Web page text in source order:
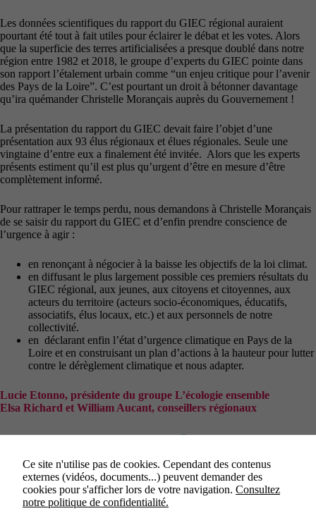
Les données scientifiques du rapport du GIEC régional auraient
pourtant été tout à fait utiles pour éclairer le débat et les votes. Alors
que la superficie des terres artificialisées a presque doublé dans notre
région entre 1982 et 2018, le groupe d’experts du GIEC pointe dans
son rapport l’étalement urbain comme “un enjeu critique pour l’avenir
des Pays de la Loire”. C’est pourtant un droit à bétonner davantage
qu’ira quémander Christelle Morançais auprès du Gouvernement !
La présentation du rapport du GIEC devait faire l’objet d’une
présentation aux 93 élus régionaux et élues régionales. Seule une
vingtaine d’entre eux a finalement été invitée. Alors que les experts
présents estiment qu’il est plus qu’urgent d’être en mesure d’être
complètement informé.
Pour rattraper le temps perdu, nous demandons à Christelle Morançais
de se saisir du rapport du GIEC et d’enfin prendre conscience de
l’urgence à agir :
en renonçant à négocier à la baisse les objectifs de la loi climat.
en diffusant le plus largement possible ces premiers résultats du
GIEC régional, aux jeunes, aux citoyens et citoyennes, aux
acteurs du territoire (acteurs socio-économiques, éducatifs,
associatifs, élus locaux, etc.) et aux personnels de notre
collectivité.
en déclarant enfin l’état d’urgence climatique en Pays de la
Loire et en construisant un plan d’actions à la hauteur pour lutter
contre le dérèglement climatique et nous adapter.
Lucie Etonno, présidente du groupe L’écologie ensemble
Elsa Richard et William Aucant, conseillers régionaux
Ce site n'utilise pas de cookies. Cependant des contenus
externes (vidéos, documents...) peuvent demander des
cookies pour s'afficher lors de votre navigation. Consultez
notre politique de confidentialité.